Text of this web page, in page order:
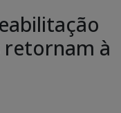
retornam à